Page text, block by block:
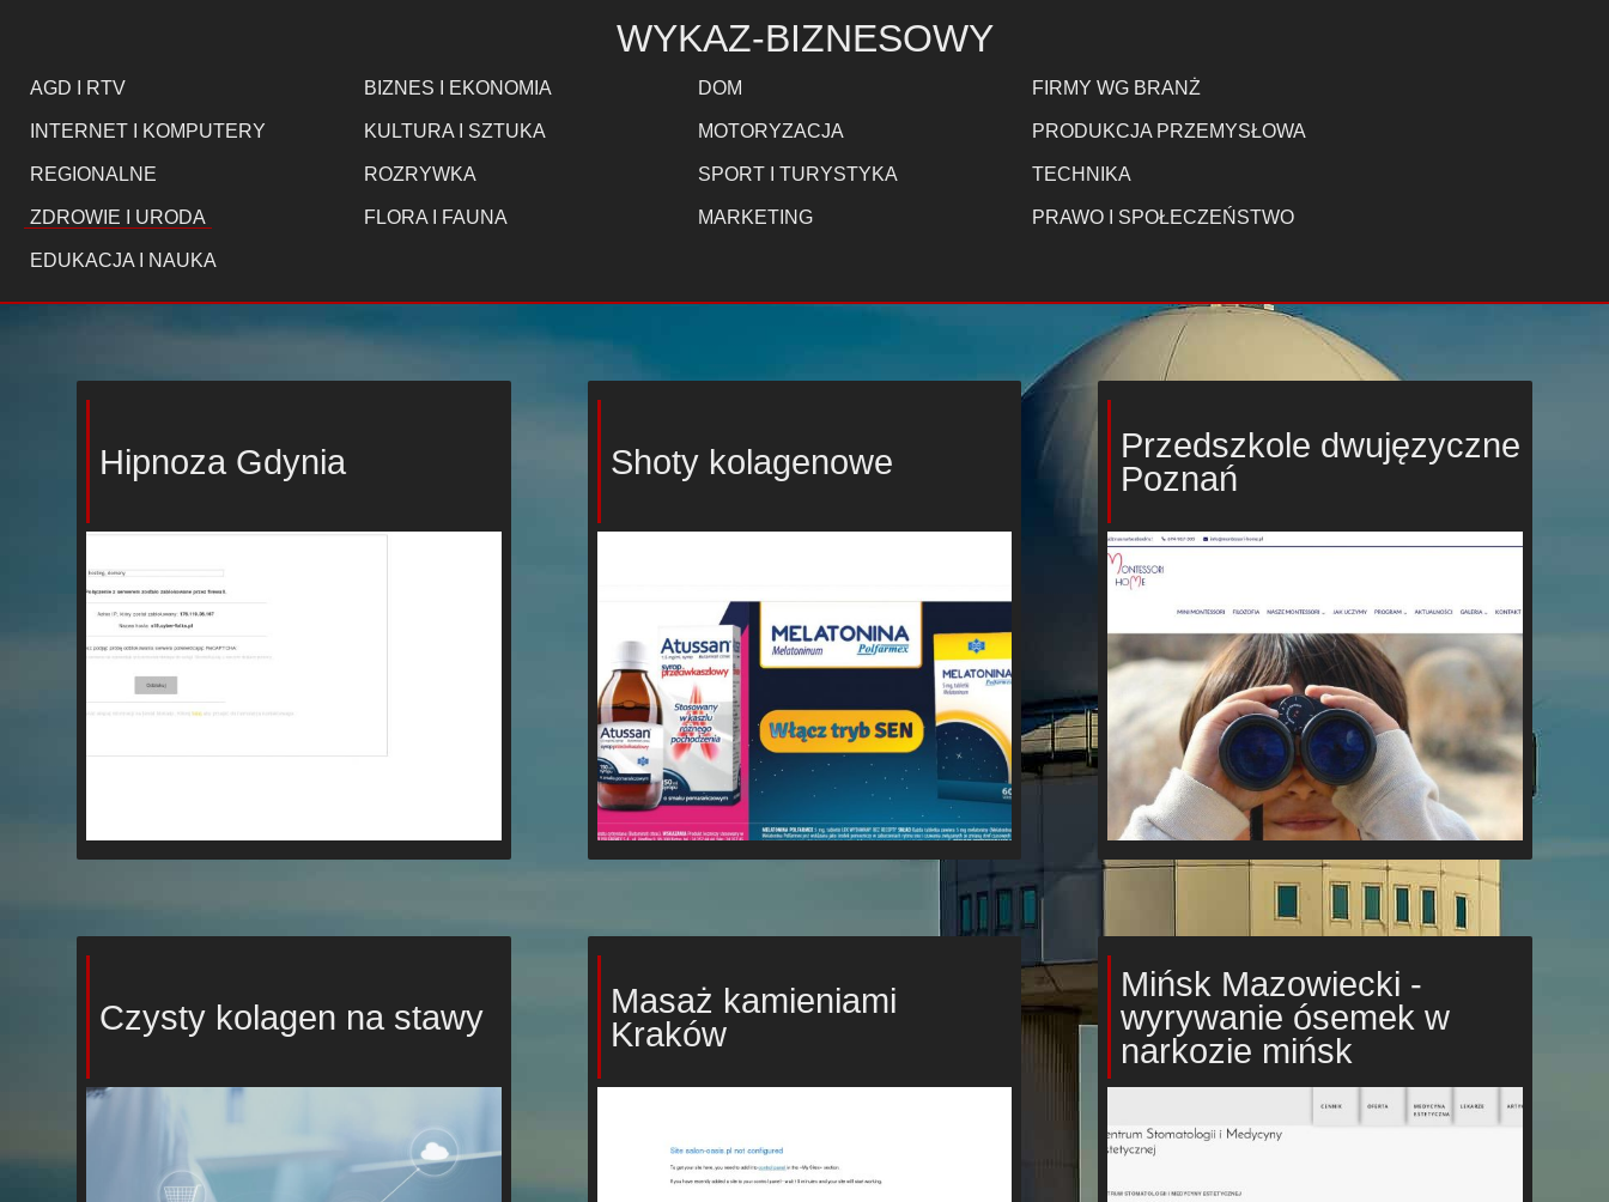
WYKAZ-BIZNESOWY
AGD I RTV BIZNES I EKONOMIA DOM FIRMY WG BRANŻ
INTERNET I KOMPUTERY KULTURA I SZTUKA MOTORYZACJA PRODUKCJA PRZEMYSŁOWA
REGIONALNE ROZRYWKA SPORT I TURYSTYKA TECHNIKA
ZDROWIE I URODA FLORA I FAUNA MARKETING PRAWO I SPOŁECZEŃSTWO
EDUKACJA I NAUKA
Hipnoza Gdynia Shoty kolagenowe
Przedszkole dwujęzyczne
Poznań
Czysty kolagen na stawy
Masaż kamieniami
Kraków
Mińsk Mazowiecki -
wyrywanie ósemek w
narkozie mińsk